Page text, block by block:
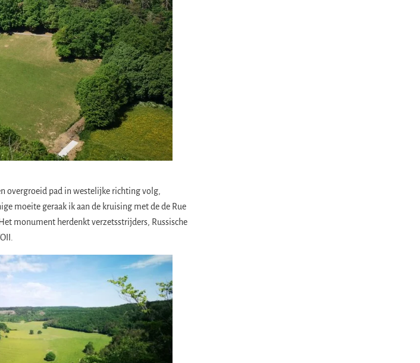
overgroeid pad in westelijke richting volg,
moeite geraak ik aan de kruising met de de Rue
Het monument herdenkt verzetsstrijders, Russische